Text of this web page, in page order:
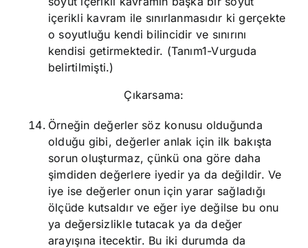
içerikli kavram ile sınırlanmasıdır ki gerçekte
o soyutluğu kendi bilincidir ve sınırını
kendisi getirmektedir. (Tanım1-Vurguda
belirtilmişti.)
Çıkarsama:
Örneğin değerler söz konusu olduğunda
olduğu gibi, değerler anlak için ilk bakışta
sorun oluşturmaz, çünkü ona göre daha
şimdiden değerlere iyedir ya da değildir. Ve
iye ise değerler onun için yarar sağladığı
ölçüde kutsaldır ve eğer iye değilse bu onu
ya değersizlikle tutacak ya da değer
arayışına itecektir. Bu iki durumda da